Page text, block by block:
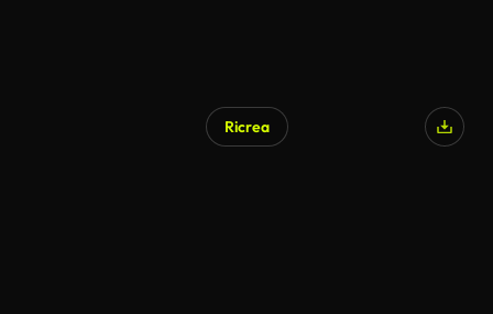
Ricrea